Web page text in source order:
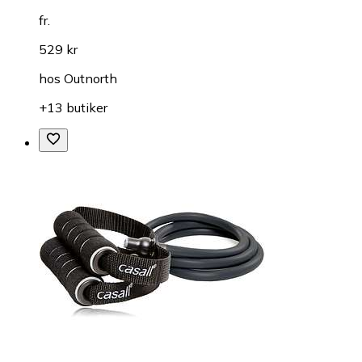
fr.
529 kr
hos Outnorth
+13 butiker